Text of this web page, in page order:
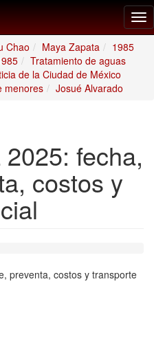
Chao Maya Zapata
1985
Tratamiento de aguas
de la Ciudad de México
menores Josué Alvarado
fecha,
costos y